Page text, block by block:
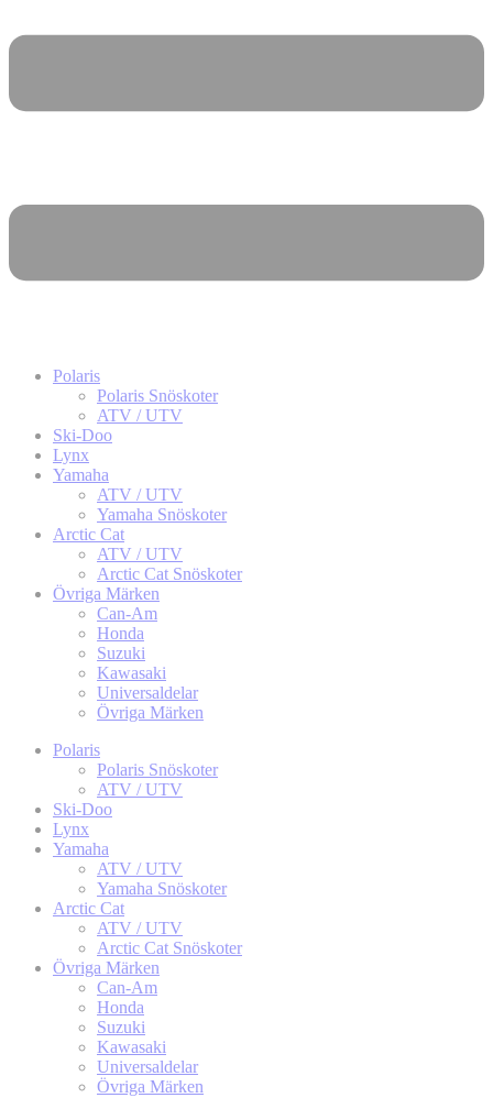
Polaris
Polaris Snöskoter
ATV / UTV
Ski-Doo
Lynx
Yamaha
ATV / UTV
Yamaha Snöskoter
Arctic Cat
ATV / UTV
Arctic Cat Snöskoter
Övriga Märken
Can-Am
Honda
Suzuki
Kawasaki
Universaldelar
Övriga Märken
Polaris
Polaris Snöskoter
ATV / UTV
Ski-Doo
Lynx
Yamaha
ATV / UTV
Yamaha Snöskoter
Arctic Cat
ATV / UTV
Arctic Cat Snöskoter
Övriga Märken
Can-Am
Honda
Suzuki
Kawasaki
Universaldelar
Övriga Märken